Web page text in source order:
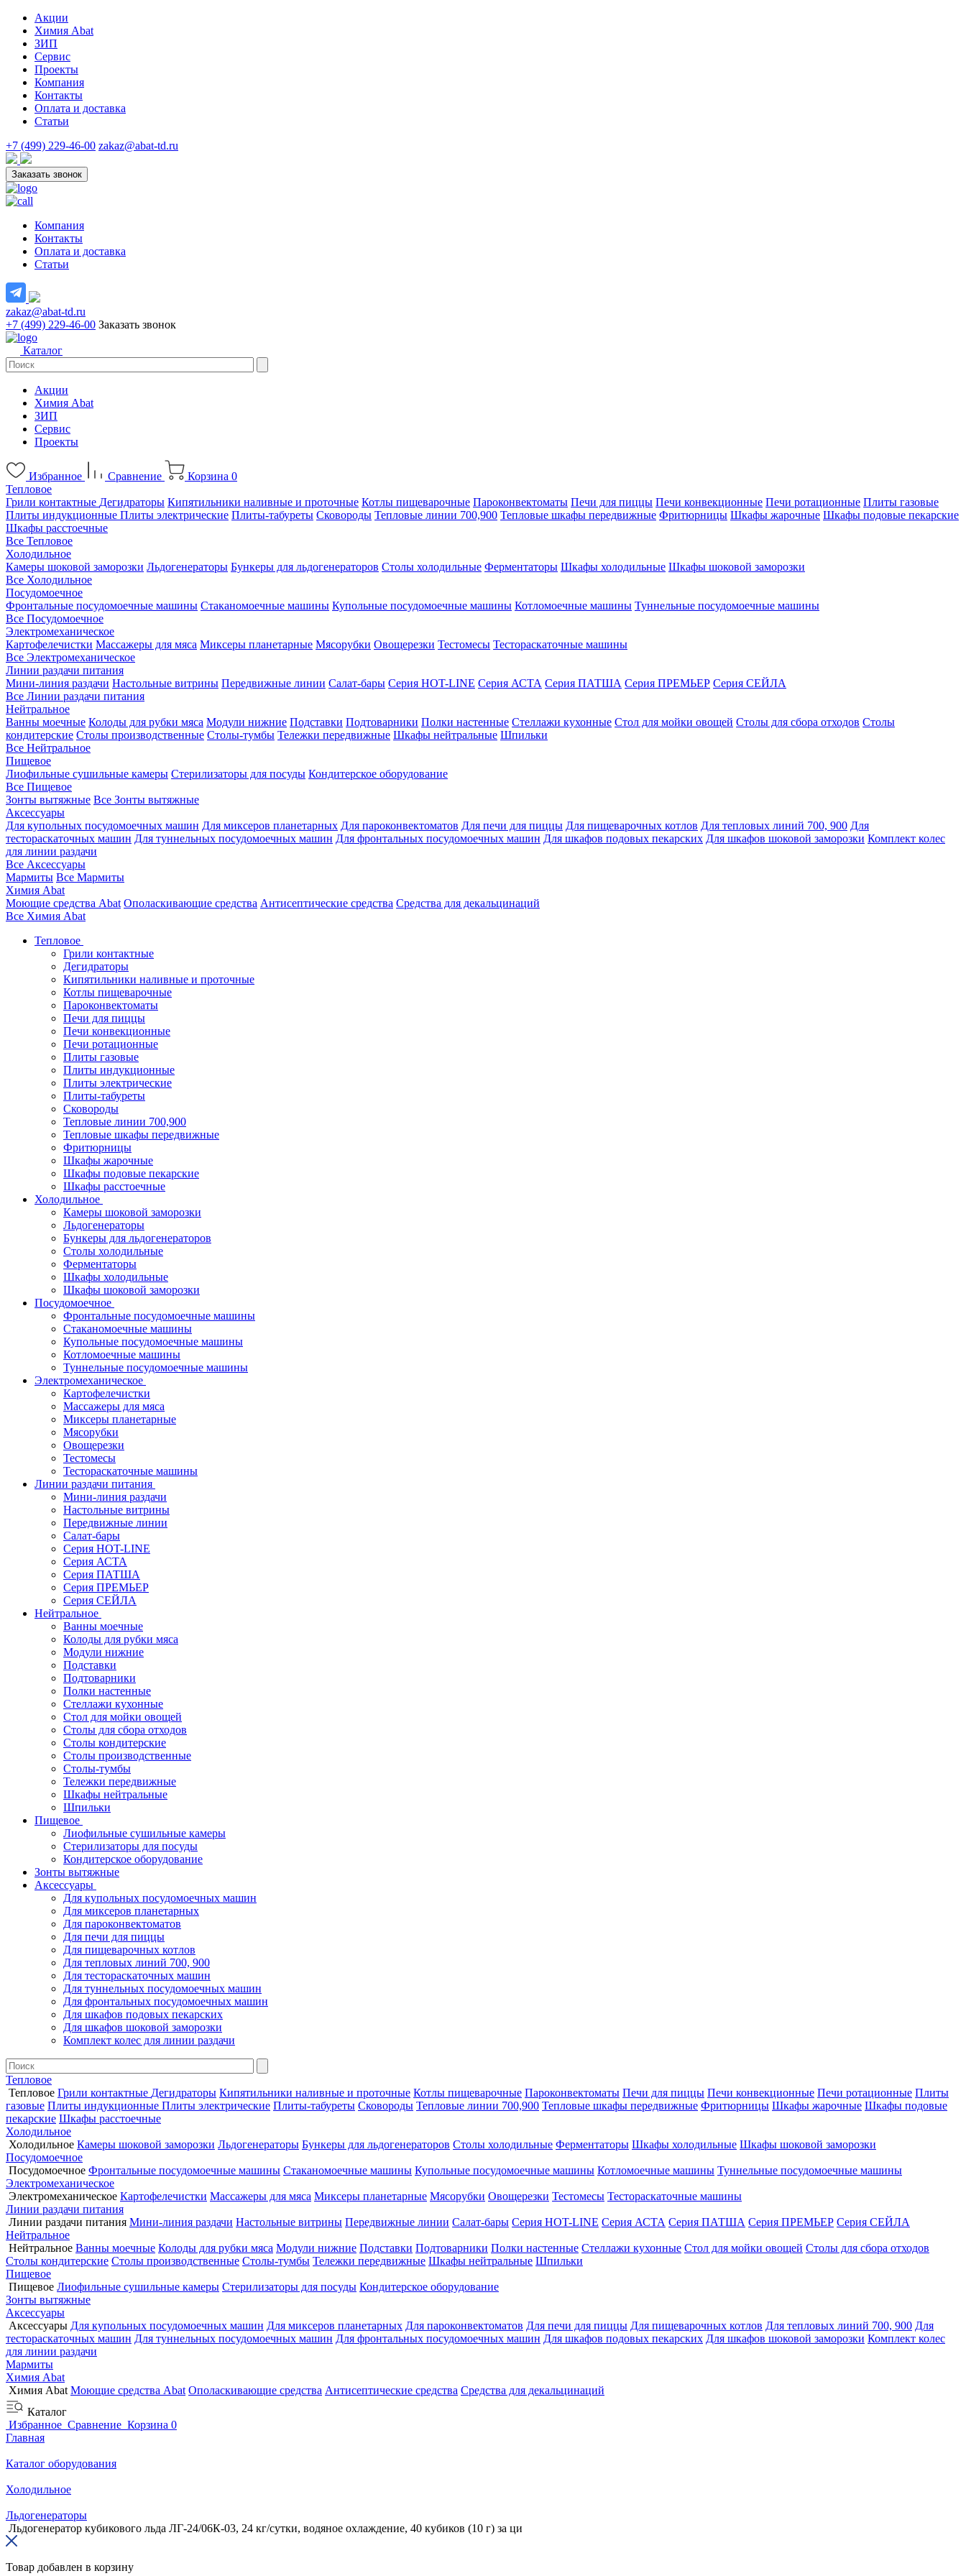
Акции
Химия Abat
ЗИП
Сервис
Проекты
Компания
Контакты
Оплата и доставка
Статьи
+7 (499) 229-46-00 zakaz@abat-td.ru
Заказать звонок
Компания
Контакты
Оплата и доставка
Статьи
zakaz@abat-td.ru
+7 (499) 229-46-00 Заказать звонок
Каталог
Акции
Химия Abat
ЗИП
Сервис
Проекты
Избранное Сравнение Корзина 0
Тепловое
Грили контактные Дегидраторы Кипятильники наливные и проточные Котлы пищеварочные Пароконвектоматы Печи для пиццы Печи конвекционные Печи ротационные Плиты газовые
Плиты индукционные Плиты электрические Плиты-табуреты Сковороды Тепловые линии 700,900 Тепловые шкафы передвижные Фритюрницы Шкафы жарочные Шкафы подовые пекарские
Шкафы расстоечные
Все Тепловое
Холодильное
Камеры шоковой заморозки Льдогенераторы Бункеры для льдогенераторов Столы холодильные Ферментаторы Шкафы холодильные Шкафы шоковой заморозки
Все Холодильное
Посудомоечное
Фронтальные посудомоечные машины Стаканомоечные машины Купольные посудомоечные машины Котломоечные машины Туннельные посудомоечные машины
Все Посудомоечное
Электромеханическое
Картофелечистки Массажеры для мяса Миксеры планетарные Мясорубки Овощерезки Тестомесы Тестораскаточные машины
Все Электромеханическое
Линии раздачи питания
Мини-линия раздачи Настольные витрины Передвижные линии Салат-бары Серия HOT-LINE Серия АСТА Серия ПАТША Серия ПРЕМЬЕР Серия СЕЙЛА
Все Линии раздачи питания
Нейтральное
Ванны моечные Колоды для рубки мяса Модули нижние Подставки Подтоварники Полки настенные Стеллажи кухонные Стол для мойки овощей Столы для сбора отходов Столы
кондитерские Столы производственные Столы-тумбы Тележки передвижные Шкафы нейтральные Шпильки
Все Нейтральное
Пищевое
Лиофильные сушильные камеры Стерилизаторы для посуды Кондитерское оборудование
Все Пищевое
Зонты вытяжные Все Зонты вытяжные
Аксессуары
Для купольных посудомоечных машин Для миксеров планетарных Для пароконвектоматов Для печи для пиццы Для пищеварочных котлов Для тепловых линий 700, 900 Для
тестораскаточных машин Для туннельных посудомоечных машин Для фронтальных посудомоечных машин Для шкафов подовых пекарских Для шкафов шоковой заморозки Комплект колес
для линии раздачи
Все Аксессуары
Мармиты Все Мармиты
Химия Abat
Моющие средства Abat Ополаскивающие средства Антисептические средства Средства для декальцинаций
Все Химия Abat
Тепловое
Грили контактные
Дегидраторы
Кипятильники наливные и проточные
Котлы пищеварочные
Пароконвектоматы
Печи для пиццы
Печи конвекционные
Печи ротационные
Плиты газовые
Плиты индукционные
Плиты электрические
Плиты-табуреты
Сковороды
Тепловые линии 700,900
Тепловые шкафы передвижные
Фритюрницы
Шкафы жарочные
Шкафы подовые пекарские
Шкафы расстоечные
Холодильное
Камеры шоковой заморозки
Льдогенераторы
Бункеры для льдогенераторов
Столы холодильные
Ферментаторы
Шкафы холодильные
Шкафы шоковой заморозки
Посудомоечное
Фронтальные посудомоечные машины
Стаканомоечные машины
Купольные посудомоечные машины
Котломоечные машины
Туннельные посудомоечные машины
Электромеханическое
Картофелечистки
Массажеры для мяса
Миксеры планетарные
Мясорубки
Овощерезки
Тестомесы
Тестораскаточные машины
Линии раздачи питания
Мини-линия раздачи
Настольные витрины
Передвижные линии
Салат-бары
Серия HOT-LINE
Серия АСТА
Серия ПАТША
Серия ПРЕМЬЕР
Серия СЕЙЛА
Нейтральное
Ванны моечные
Колоды для рубки мяса
Модули нижние
Подставки
Подтоварники
Полки настенные
Стеллажи кухонные
Стол для мойки овощей
Столы для сбора отходов
Столы кондитерские
Столы производственные
Столы-тумбы
Тележки передвижные
Шкафы нейтральные
Шпильки
Пищевое
Лиофильные сушильные камеры
Стерилизаторы для посуды
Кондитерское оборудование
Зонты вытяжные
Аксессуары
Для купольных посудомоечных машин
Для миксеров планетарных
Для пароконвектоматов
Для печи для пиццы
Для пищеварочных котлов
Для тепловых линий 700, 900
Для тестораскаточных машин
Для туннельных посудомоечных машин
Для фронтальных посудомоечных машин
Для шкафов подовых пекарских
Для шкафов шоковой заморозки
Комплект колес для линии раздачи
Тепловое
Тепловое Грили контактные Дегидраторы Кипятильники наливные и проточные Котлы пищеварочные Пароконвектоматы Печи для пиццы Печи конвекционные Печи ротационные Плиты
газовые Плиты индукционные Плиты электрические Плиты-табуреты Сковороды Тепловые линии 700,900 Тепловые шкафы передвижные Фритюрницы Шкафы жарочные Шкафы подовые
пекарские Шкафы расстоечные
Холодильное
Холодильное Камеры шоковой заморозки Льдогенераторы Бункеры для льдогенераторов Столы холодильные Ферментаторы Шкафы холодильные Шкафы шоковой заморозки
Посудомоечное
Посудомоечное Фронтальные посудомоечные машины Стаканомоечные машины Купольные посудомоечные машины Котломоечные машины Туннельные посудомоечные машины
Электромеханическое
Электромеханическое Картофелечистки Массажеры для мяса Миксеры планетарные Мясорубки Овощерезки Тестомесы Тестораскаточные машины
Линии раздачи питания
Линии раздачи питания Мини-линия раздачи Настольные витрины Передвижные линии Салат-бары Серия HOT-LINE Серия АСТА Серия ПАТША Серия ПРЕМЬЕР Серия СЕЙЛА
Нейтральное
Нейтральное Ванны моечные Колоды для рубки мяса Модули нижние Подставки Подтоварники Полки настенные Стеллажи кухонные Стол для мойки овощей Столы для сбора отходов
Столы кондитерские Столы производственные Столы-тумбы Тележки передвижные Шкафы нейтральные Шпильки
Пищевое
Пищевое Лиофильные сушильные камеры Стерилизаторы для посуды Кондитерское оборудование
Зонты вытяжные
Аксессуары
Аксессуары Для купольных посудомоечных машин Для миксеров планетарных Для пароконвектоматов Для печи для пиццы Для пищеварочных котлов Для тепловых линий 700, 900 Для
тестораскаточных машин Для туннельных посудомоечных машин Для фронтальных посудомоечных машин Для шкафов подовых пекарских Для шкафов шоковой заморозки Комплект колес
для линии раздачи
Мармиты
Химия Abat
Химия Abat Моющие средства Abat Ополаскивающие средства Антисептические средства Средства для декальцинаций
Каталог
Избранное Сравнение Корзина 0
Главная
Каталог оборудования
Холодильное
Льдогенераторы
Льдогенератор кубикового льда ЛГ-24/06К-03, 24 кг/сутки, водяное охлаждение, 40 кубиков (10 г) за ци
Товар добавлен в корзину